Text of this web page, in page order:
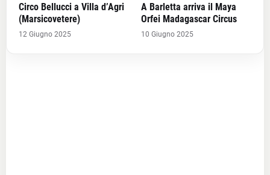
Circo Bellucci a Villa d’Agri
(Marsicovetere)
12 Giugno 2025
A Barletta arriva il Maya
Orfei Madagascar Circus
10 Giugno 2025